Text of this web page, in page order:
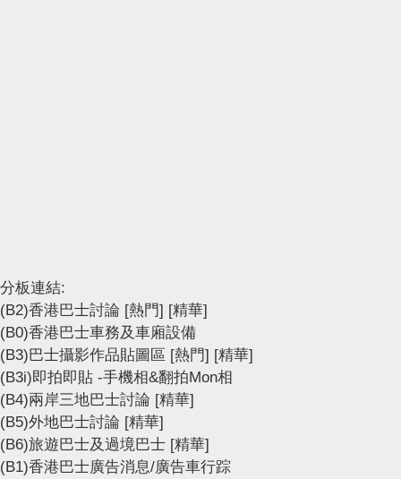
分板連結:
(B2)香港巴士討論 [熱門] [精華]
(B0)香港巴士車務及車廂設備
(B3)巴士攝影作品貼圖區 [熱門] [精華]
(B3i)即拍即貼 -手機相&翻拍Mon相
(B4)兩岸三地巴士討論 [精華]
(B5)外地巴士討論 [精華]
(B6)旅遊巴士及過境巴士 [精華]
(B1)香港巴士廣告消息/廣告車行踪